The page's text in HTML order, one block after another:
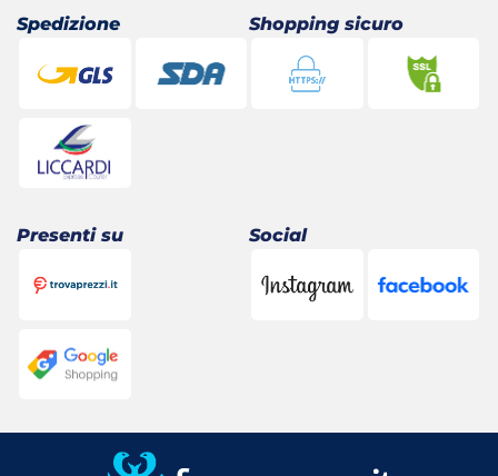
Spedizione Shopping sicuro
Presenti su Social